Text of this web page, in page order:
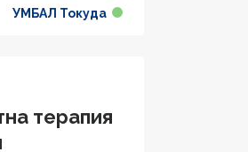
УМБАЛ Токуда
терапия